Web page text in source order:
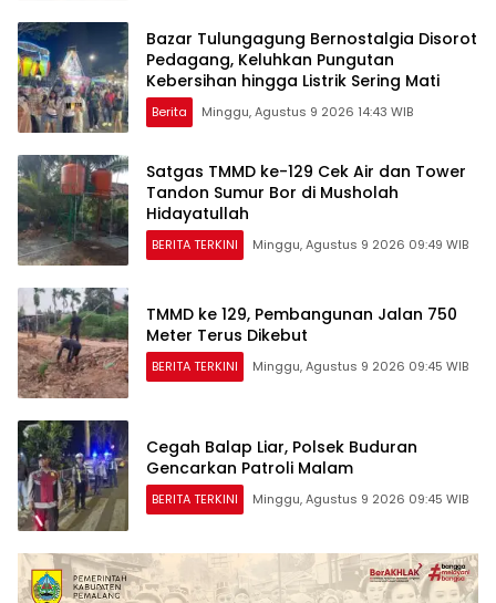
Bazar Tulungagung Bernostalgia Disorot
Pedagang, Keluhkan Pungutan
Kebersihan hingga Listrik Sering Mati
Berita Minggu, Agustus 9 2026 14:43 WIB
Satgas TMMD ke-129 Cek Air dan Tower
Tandon Sumur Bor di Musholah
Hidayatullah
BERITA TERKINI Minggu, Agustus 9 2026 09:49 WIB
TMMD ke 129, Pembangunan Jalan 750
Meter Terus Dikebut
BERITA TERKINI Minggu, Agustus 9 2026 09:45 WIB
Cegah Balap Liar, Polsek Buduran
Gencarkan Patroli Malam
BERITA TERKINI Minggu, Agustus 9 2026 09:45 WIB